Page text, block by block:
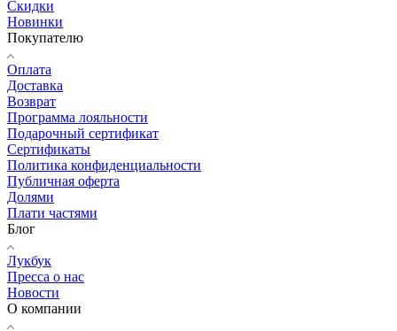
Скидки
Новинки
Покупателю
Оплата
Доставка
Возврат
Программа лояльности
Подарочный сертификат
Сертификаты
Политика конфиденциальности
Публичная оферта
Долями
Плати частями
Блог
Лукбук
Пресса о нас
Новости
О компании